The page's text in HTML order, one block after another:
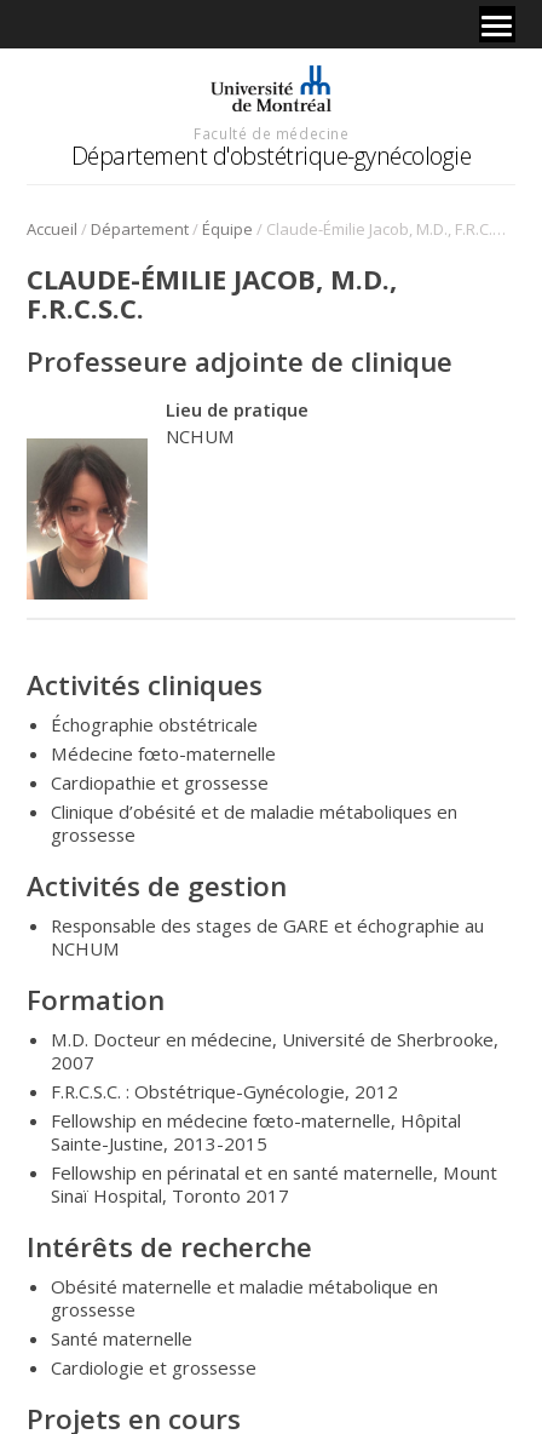
Faculté de médecine
Département d'obstétrique-gynécologie
Accueil / Département/ Équipe / Claude-Émilie Jacob, M.D., F.R.C.S.C.
CLAUDE-ÉMILIE JACOB, M.D.,
F.R.C.S.C.
Professeure adjointe de clinique
Lieu de pratique
NCHUM
Activités cliniques
Échographie obstétricale
Médecine fœto-maternelle
Cardiopathie et grossesse
Clinique d’obésité et de maladie métaboliques en
grossesse
Activités de gestion
Responsable des stages de GARE et échographie au
NCHUM
Formation
M.D. Docteur en médecine, Université de Sherbrooke,
2007
F.R.C.S.C. : Obstétrique-Gynécologie, 2012
Fellowship en médecine fœto-maternelle, Hôpital
Sainte-Justine, 2013-2015
Fellowship en périnatal et en santé maternelle, Mount
Sinaï Hospital, Toronto 2017
Intérêts de recherche
Obésité maternelle et maladie métabolique en
grossesse
Santé maternelle
Cardiologie et grossesse
Projets en cours